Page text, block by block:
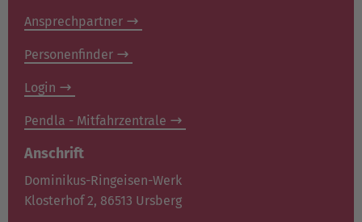
Ansprechpartner
Personenfinder
Login
Pendla - Mitfahrzentrale
Anschrift
Dominikus-Ringeisen-Werk
Klosterhof 2, 86513 Ursberg